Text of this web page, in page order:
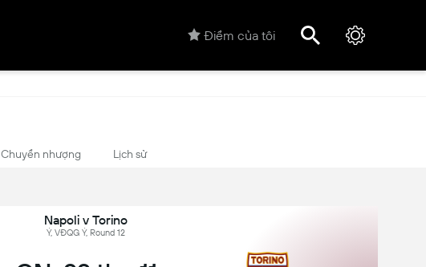
Điểm của tôi
Chuyển nhượng Lịch sử
Napoli v Torino
Ý, VĐQG Ý, Round 12